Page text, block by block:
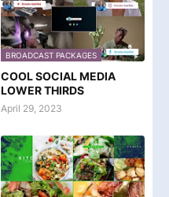
BROADCAST PACKAGES
COOL SOCIAL MEDIA
LOWER THIRDS
April 29, 2023